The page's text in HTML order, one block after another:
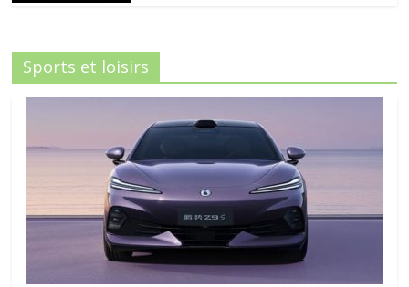
Sports et loisirs